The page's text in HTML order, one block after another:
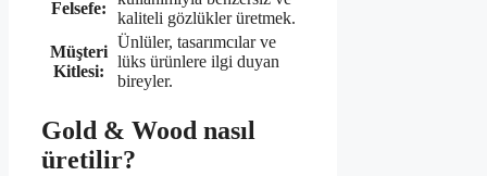
Felsefe:
kaliteli gözlükler üretmek.
Müşteri
Kitlesi:
Ünlüler, tasarımcılar ve
lüks ürünlere ilgi duyan
bireyler.
Gold & Wood nasıl
üretilir?